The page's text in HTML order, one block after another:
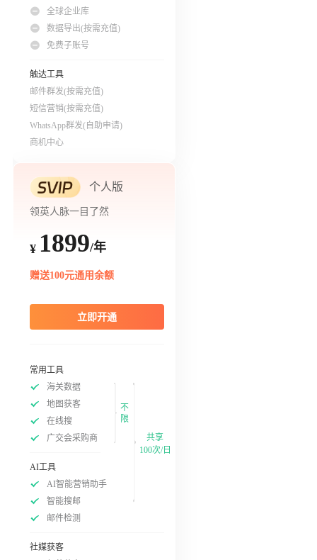
全球企业库
数据导出(按需充值)
免费子账号
触达工具
邮件群发(按需充值)
短信营销(按需充值)
WhatsApp群发(自助申请)
商机中心
个人版
领英人脉一目了然
¥ 1899/年
赠送100元通用余额
立即开通
常用工具
海关数据
地图获客
在线搜
广交会采购商
不
限
AI工具
AI智能营销助手
智能搜邮
邮件检测
社媒获客
共享
100次/日